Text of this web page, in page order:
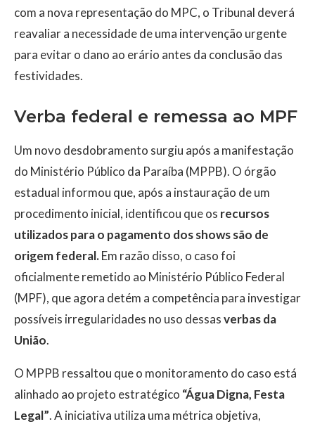
com a nova representação do MPC, o Tribunal deverá
reavaliar a necessidade de uma intervenção urgente
para evitar o dano ao erário antes da conclusão das
festividades.
Verba federal e remessa ao MPF
Um novo desdobramento surgiu após a manifestação
do Ministério Público da Paraíba (MPPB). O órgão
estadual informou que, após a instauração de um
procedimento inicial, identificou que os recursos
utilizados para o pagamento dos shows são de
origem federal.Em razão disso, o caso foi
oficialmente remetido ao Ministério Público Federal
(MPF), que agora detém a competência para investigar
possíveis irregularidades no uso dessasverbas da
União.
O MPPB ressaltou que o monitoramento do caso está
alinhado ao projeto estratégico “Água Digna, Festa
Legal”. A iniciativa utiliza uma métrica objetiva,